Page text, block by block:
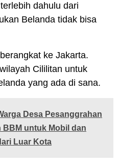
dahulu dari
Belanda tidak bisa
ke Jakarta.
Cililitan untuk
yang ada di sana.
Desa Pesanggrahan
BBM untuk Mobil dan
Luar Kota